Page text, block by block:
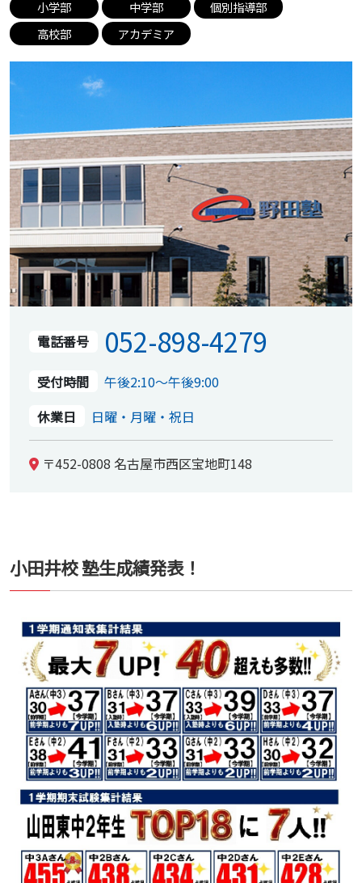
小学部 中学部
個別指導部
高校部
アカデミア
電話番号 052-898-4279
受付時間
午後2:10～午後9:00
休業日
日曜・月曜・祝日
〒452-0808 名古屋市西区宝地町148
小田井校 塾生成績発表！